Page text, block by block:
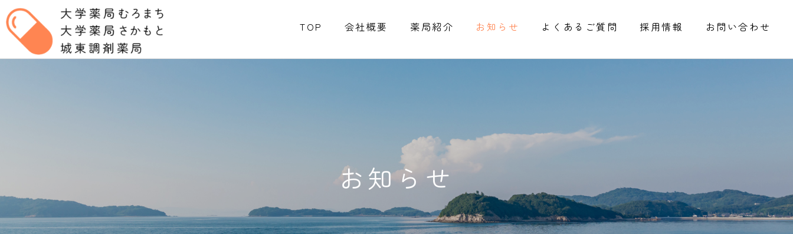
TOP 会社概要 薬局紹介 お知らせ よくあるご質問 採用情報 お問い合わせ
お知らせ